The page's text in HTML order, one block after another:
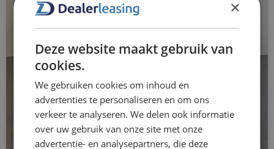
geschikt?
• MKB-ondernemers
• Fleetgebruik met focus op premium uitstraling
• Directie- of managementauto in compact segment
Lease-mogelijkheden (1–72
elektronische remkrachtverdeling
hill hold functie
hoofd airbag(s) voor
keyless start
LED achterlichten
×
Deze website maakt gebruik van
cookies.
We gebruiken cookies om inhoud en
advertenties te personaliseren en om ons
verkeer te analyseren. We delen ook informatie
over uw gebruik van onze site met onze
advertentie- en analysepartners, die deze